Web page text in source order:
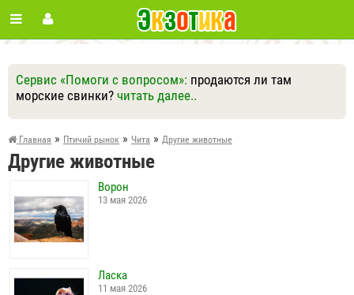
Сервис «Помоги с вопросом»: продаются ли там
морские свинки? читать далее..
Ответить Другие вопросы
Задать вопрос
Главная » Птичий рынок » Чита » Другие животные
Другие животные
Ворон
13 мая 2026
Ласка
11 мая 2026